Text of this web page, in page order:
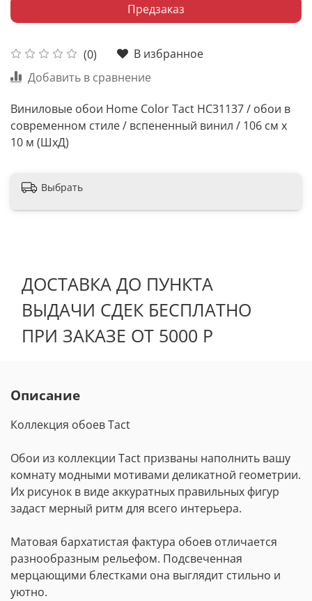
(0)
В избранное
Добавить в сравнение
Предзаказ
Виниловые обои Home Color Tact HC31137 / обои в
современном стиле / вспененный винил / 106 см х
10 м (ШхД)
Выбрать
ДОСТАВКА ДО ПУНКТА
ВЫДАЧИ СДЕК БЕСПЛАТНО
ПРИ ЗАКАЗЕ ОТ 5000 Р
Описание
Коллекция обоев Tact
Обои из коллекции Tact призваны наполнить вашу
комнату модными мотивами деликатной геометрии.
Их рисунок в виде аккуратных правильных фигур
задаст мерный ритм для всего интерьера.
Матовая бархатистая фактура обоев отличается
разнообразным рельефом. Подсвеченная
мерцающими блестками она выглядит стильно и
уютно.